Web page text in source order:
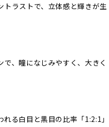
ラストで、立体感と輝きが生
、瞳になじみやすく、大きく
る白目と黒目の比率「1:2:1」